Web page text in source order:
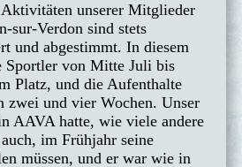
unserer Mitglieder
sur-Verdon sind stets
und abgestimmt. In diesem
Sportler von Mitte Juli bis
Platz, und die Aufenthalte
zwei und vier Wochen. Unser
AAVA hatte, wie viele andere
im Frühjahr seine
müssen, und er war wie in